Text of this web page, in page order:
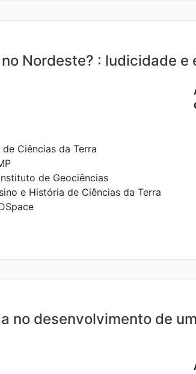
Nordeste? : ludicidade e
Ciências da Terra
de Geociências
e História de Ciências da Terra
no desenvolvimento de